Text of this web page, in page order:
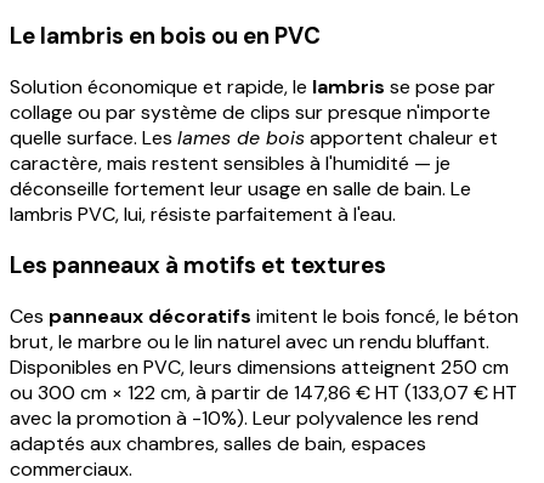
Le lambris en bois ou en PVC
Solution économique et rapide, le lambris se pose par
collage ou par système de clips sur presque n'importe
quelle surface. Les lames de boisapportent chaleur et
caractère, mais restent sensibles à l'humidité — je
déconseille fortement leur usage en salle de bain. Le
lambris PVC, lui, résiste parfaitement à l'eau.
Les panneaux à motifs et textures
Ces panneaux décoratifs imitent le bois foncé, le béton
brut, le marbre ou le lin naturel avec un rendu bluffant.
Disponibles en PVC, leurs dimensions atteignent 250 cm
ou 300 cm × 122 cm, à partir de 147,86 € HT (133,07 € HT
avec la promotion à -10%). Leur polyvalence les rend
adaptés aux chambres, salles de bain, espaces
commerciaux.